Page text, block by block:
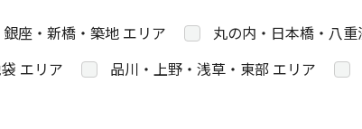
銀座・新橋・築地 エリア 丸の内・日本橋・八重
エリア
品川・上野・浅草・東部 エリア